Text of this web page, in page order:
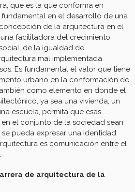
que es la que conforma en
en el desarrollo de una
de la arquitectura en el
facilitadora del crecimiento
de la igualdad de
mal implementada
Es fundamental el valor que tiene
urbano en la conformación de
como elemento en donde el
ya sea una vivienda, un
escuela, permita que esas
el conjunto de la sociedad sean
pueda expresar una identidad
es comunicación entre el
de arquitectura de la